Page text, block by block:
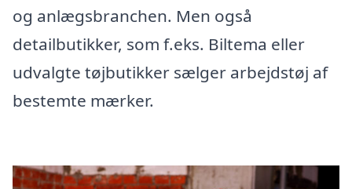
og anlægsbranchen. Men også
detailbutikker, som f.eks. Biltema eller
udvalgte tøjbutikker sælger arbejdstøj af
bestemte mærker.